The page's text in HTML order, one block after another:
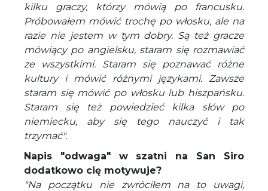
kilku graczy, którzy mówią po francusku.
Próbowałem mówić trochę po włosku, ale na
razie nie jestem w tym dobry. Są też gracze
mówiący po angielsku, staram się rozmawiać
ze wszystkimi. Staram się poznawać różne
kultury i mówić różnymi językami. Zawsze
staram się mówić po włosku lub hiszpańsku.
Staram się też powiedzieć kilka słów po
niemiecku, aby się tego nauczyć i tak
trzymać".
Napis "odwaga" w szatni na San Siro
dodatkowo cię motywuje?
"Na początku nie zwróciłem na to uwagi,